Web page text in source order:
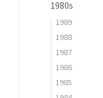
1980s
1989
1988
1987
1986
1985